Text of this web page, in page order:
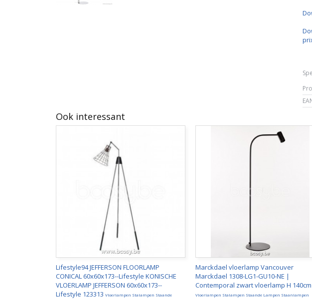
Ook interessant
Lifestyle94 JEFFERSON FLOORLAMP
CONICAL 60x60x173--Lifestyle KONISCHE
VLOERLAMP JEFFERSON 60x60x173--
Lifestyle 123313 Vloerlampen Stalampen Staande
Marckdael vloerlamp Vancouver
Marckdael 1308-LG1-GU10-NE |
Contemporal zwart vloerlamp H 140cm
Vloerlampen Stalampen Staande Lampen Staanlampen